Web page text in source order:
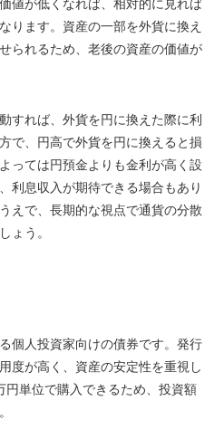
値が低くなれば、相対的に見れば
ります。資産の一部を外貨に換え
られるため、老後の資産の価値が
すれば、外貨を円に換えた際に利
で、円高で外貨を円に換えると損
っては円預金よりも金利が高く設
利息収入が期待できる場合もあり
えで、長期的な視点で通貨の分散
ょう。
個人投資家向けの債券です。発行
度が高く、資産の安定性を重視し
円単位で購入できるため、投資額